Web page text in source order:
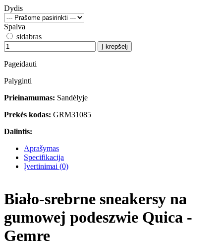
Dydis
Spalva
sidabras
Į krepšelį
Pageidauti
Palyginti
Prieinamumas: Sandėlyje
Prekės kodas: GRM31085
Dalintis:
Aprašymas
Specifikacija
Įvertinimai (0)
Biało-srebrne sneakersy na
gumowej podeszwie Quica -
Gemre